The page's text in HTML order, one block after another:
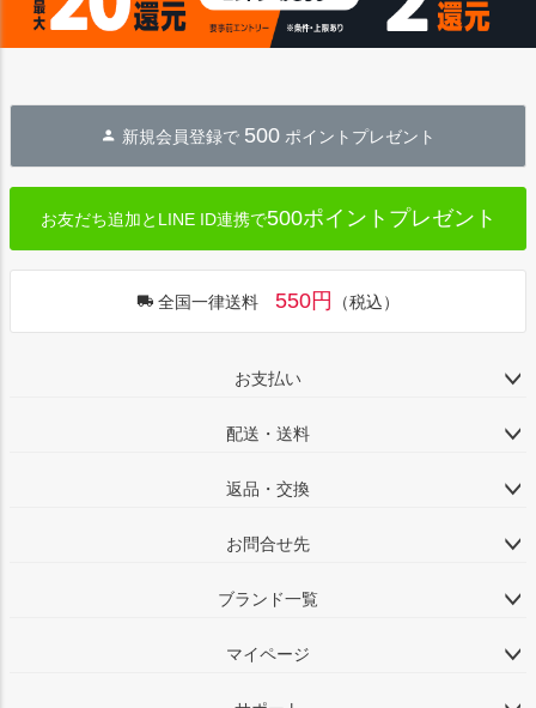
新規会員登録で 500 ポイントプレゼント
お友だち追加とLINE ID連携で500ポイントプレゼント
全国一律送料 550円 （税込）
お支払い
配送・送料
返品・交換
お問合せ先
ブランド一覧
マイページ